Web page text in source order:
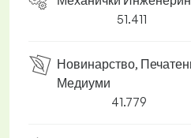
51.411
Новинарство,
Медиуми
41.779